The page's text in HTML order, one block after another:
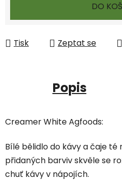
DO
Tisk Zeptat se
Popis
Creamer White Agfoods:
Bílé bělidlo do kávy a čaje té
přidaných barviv skvěle se
chuť kávy v nápojích.